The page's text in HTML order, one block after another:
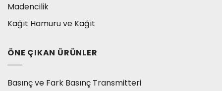
Madencilik
Kağıt Hamuru ve Kağıt
ÖNE ÇIKAN ÜRÜNLER
Basınç ve Fark Basınç Transmitteri